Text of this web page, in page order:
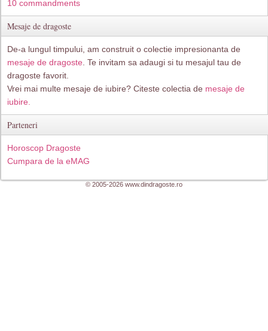
10 commandments
Mesaje de dragoste
De-a lungul timpului, am construit o colectie impresionanta de
mesaje de dragoste . Te invitam sa adaugi si tu mesajul tau de
dragoste favorit.
Vrei mai multe mesaje de iubire? Citeste colectia de mesaje de
iubire.
Parteneri
Horoscop Dragoste
Cumpara de la eMAG
© 2005-2026 www.dindragoste.ro